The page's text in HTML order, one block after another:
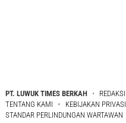
PT. LUWUK TIMES BERKAH REDAKSI
TENTANG KAMI
KEBIJAKAN PRIVASI
STANDAR PERLINDUNGAN WARTAWAN